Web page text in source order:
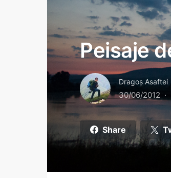
Peisaje
Dragoş Asaftei
30/06/2012
Share